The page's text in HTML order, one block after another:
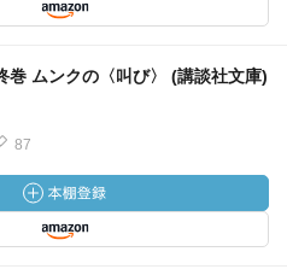
巻 ムンクの〈叫び〉 (講談社文庫)
87